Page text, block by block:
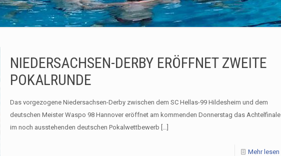
NIEDERSACHSEN-DERBY ERÖFFNET ZWEITE
POKALRUNDE
Das vorgezogene Niedersachsen-Derby zwischen dem SC Hellas-99 Hildesheim und dem
deutschen Meister Waspo 98 Hannover eröffnet am kommenden Donnerstag das Achtelfinale
im noch ausstehenden deutschen Pokalwettbewerb […]
Mehr lesen